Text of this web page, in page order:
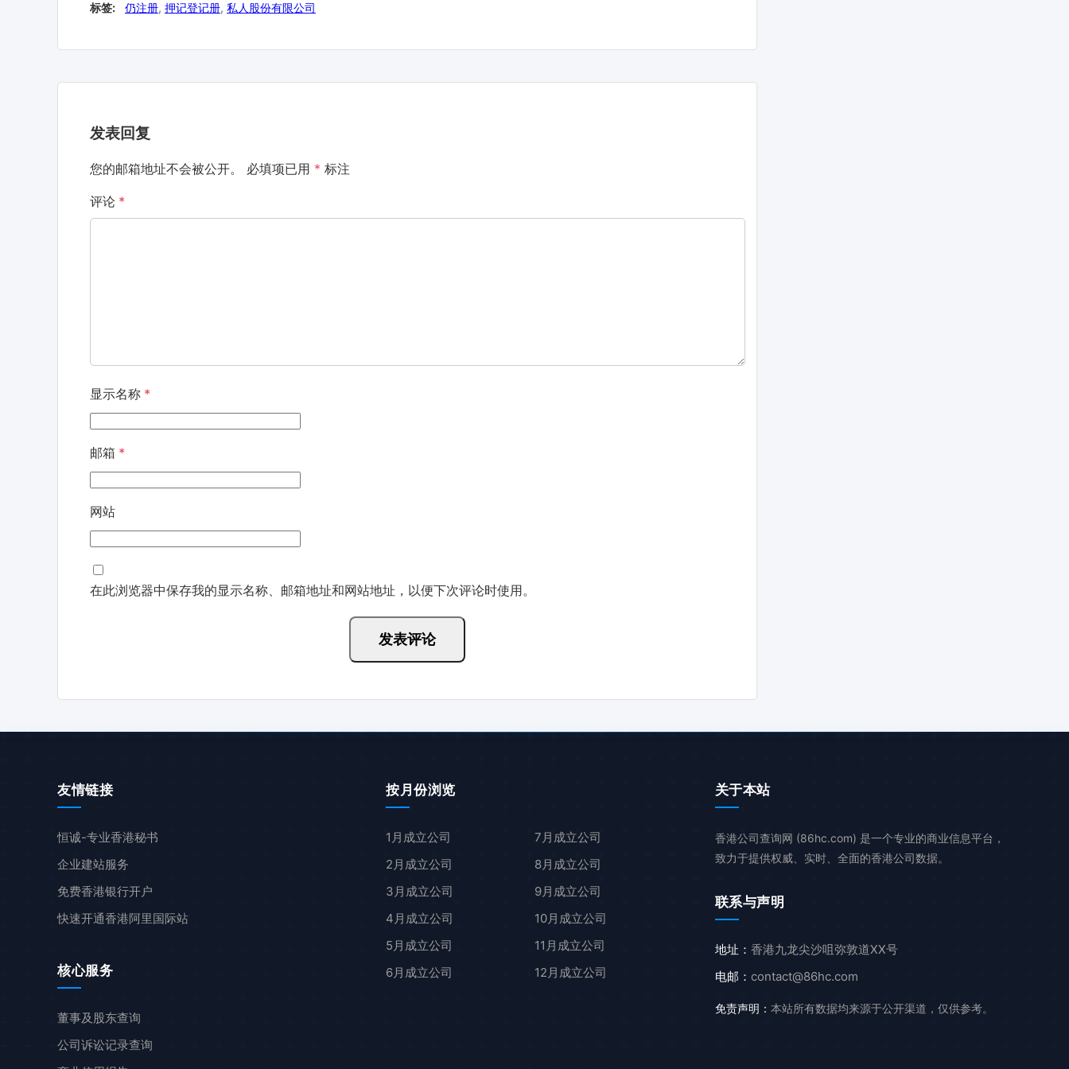
标签: 仍注册, 押记登记册, 私人股份有限公司
发表回复
您的邮箱地址不会被公开。 必填项已用 * 标注
评论 *
显示名称 *
邮箱 *
网站
在此浏览器中保存我的显示名称、邮箱地址和网站地址，以便下次评论时使用。
友情链接
恒诚-专业香港秘书
企业建站服务
免费香港银行开户
快速开通香港阿里国际站
核心服务
董事及股东查询
公司诉讼记录查询
按月份浏览
1月成立公司
2月成立公司
3月成立公司
4月成立公司
5月成立公司
6月成立公司
7月成立公司
8月成立公司
9月成立公司
10月成立公司
11月成立公司
12月成立公司
关于本站
香港公司查询网 (86hc.com) 是一个专业的商业信息平台，
致力于提供权威、实时、全面的香港公司数据。
联系与声明
地址： 香港九龙尖沙咀弥敦道XX号
电邮： contact@86hc.com
免责声明： 本站所有数据均来源于公开渠道，仅供参考。